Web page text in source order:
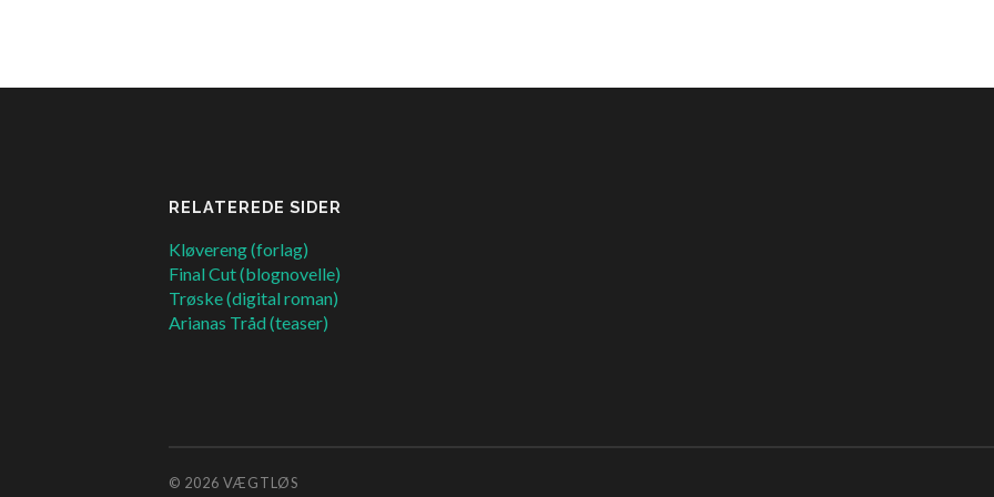
RELATEREDE SIDER
Kløvereng (forlag)
Final Cut (blognovelle)
Trøske (digital roman)
Arianas Tråd (teaser)
© 2026 VÆGTLØS